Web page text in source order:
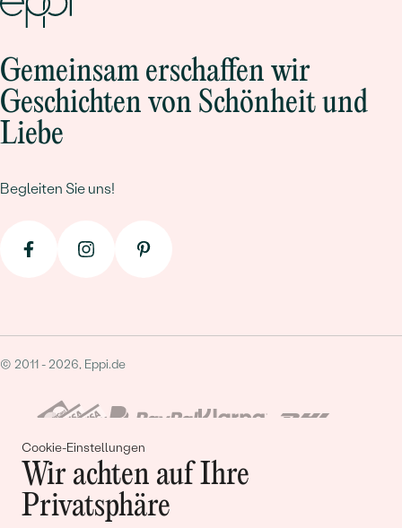
Cookie-Einstellungen
Wir achten auf Ihre
Privatsphäre
Gemeinsam erschaffen wir
Geschichten von Schönheit und
Liebe
Begleiten Sie uns!
© 2011 - 2026, Eppi.de
Warenkorb